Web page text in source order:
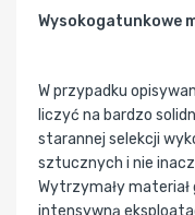
Wysokogatunkowe
W przypadku
liczyć na bardzo
starannej selekcji
sztucznych i nie
Wytrzymały
intensywną